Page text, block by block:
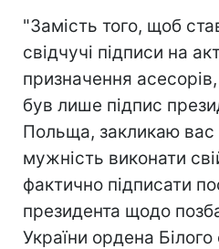
"Замість того, щоб
свідчучі підписи на
призначення
був лише підпис
Польща, закликаю вас
мужність виконати
фактично підписати
президента щодо
України ордена